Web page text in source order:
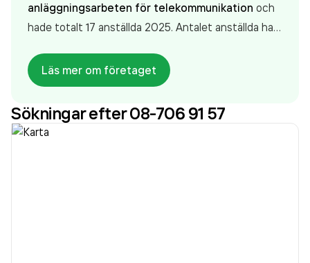
anläggningsarbeten för telekommunikation och
hade totalt 17 anställda 2025. Antalet anställda har
personer på företaget. Bolaget är ett aktiebolag
som varit aktivt sedan 2000. Sundbybergs
Stadsnätsbolag AB
omsatte 34 803 000,00 kr
senaste räkenskapsåret (2025).
Läs mer om företaget
Sökningar efter 08-706 91 57